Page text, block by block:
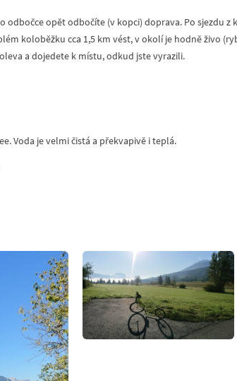
opět odbočíte (v kopci) doprava. Po sjezdu z
koloběžku cca 1,5 km vést, v okolí je hodně živo
a dojedete k místu, odkud jste vyrazili.
Voda je velmi čistá a překvapivě i teplá.